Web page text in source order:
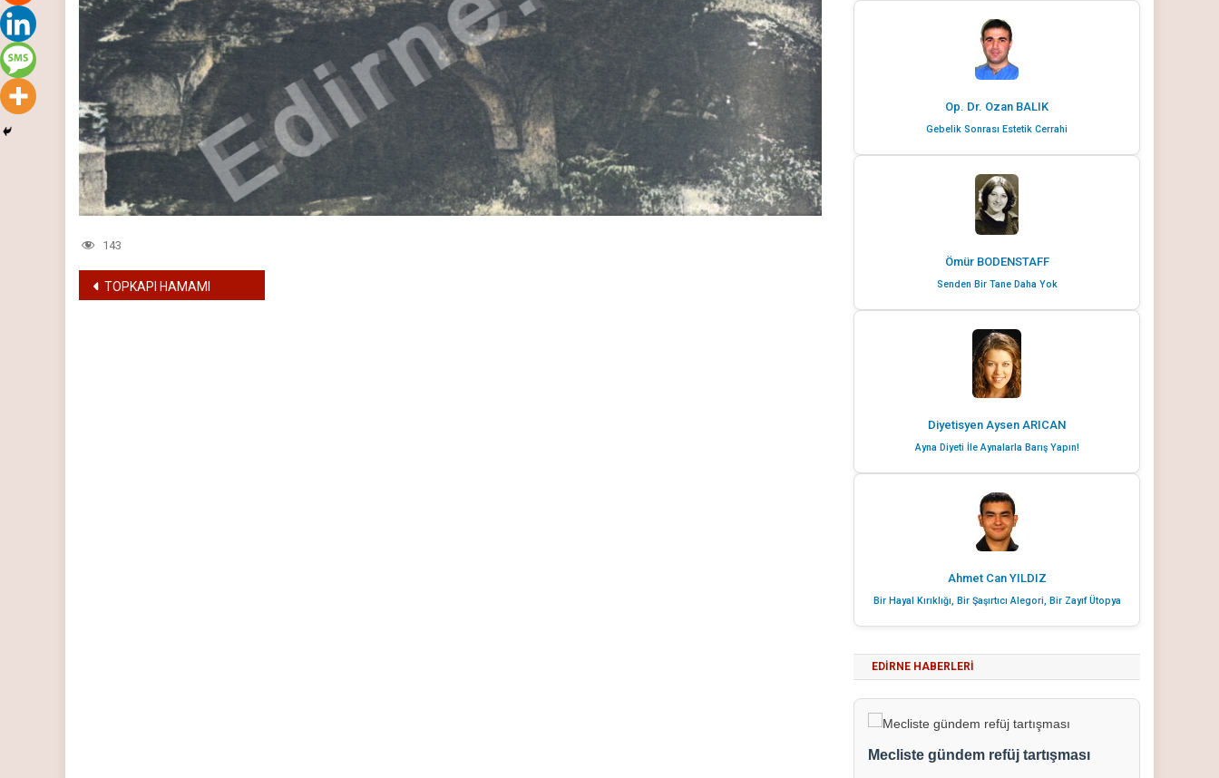
143
Yazı
TOPKAPI HAMAMI
Op. Dr. Ozan BALIK
Gebelik Sonrası Estetik Cerrahi
Ömür BODENSTAFF
Senden Bir Tane Daha Yok
Diyetisyen Aysen ARICAN
Ayna Diyeti İle Aynalarla Barış Yapın!
Ahmet Can YILDIZ
Bir Hayal Kırıklığı, Bir Şaşırtıcı Alegori, Bir Zayıf Ütopya
EDIRNE HABERLERI
Mecliste gündem refüj tartışması